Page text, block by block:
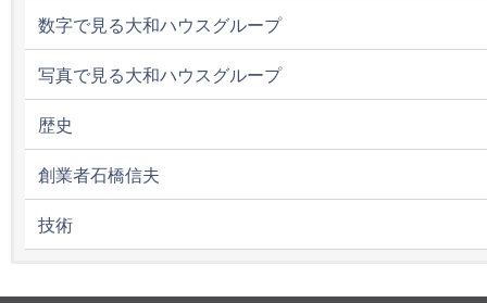
数字で見る大和ハウスグループ
写真で見る大和ハウスグループ
歴史
創業者石橋信夫
技術